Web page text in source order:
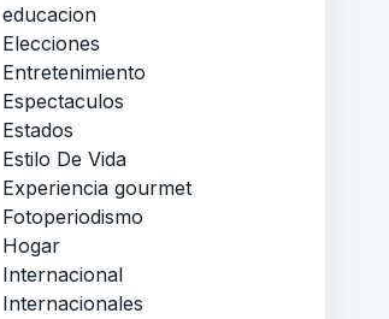
educacion
Elecciones
Entretenimiento
Espectaculos
Estados
Estilo De Vida
Experiencia gourmet
Fotoperiodismo
Hogar
Internacional
Internacionales